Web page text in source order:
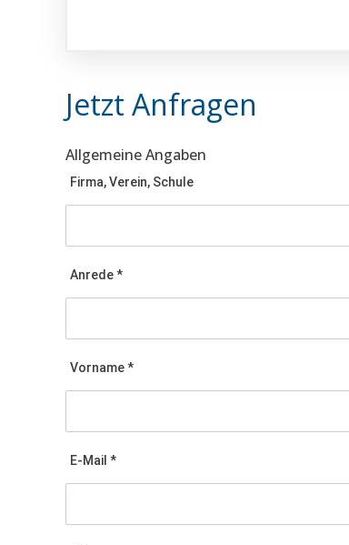
Jetzt Anfragen
Allgemeine Angaben
Firma, Verein, Schule
Anrede *
Vorname *
E-Mail *